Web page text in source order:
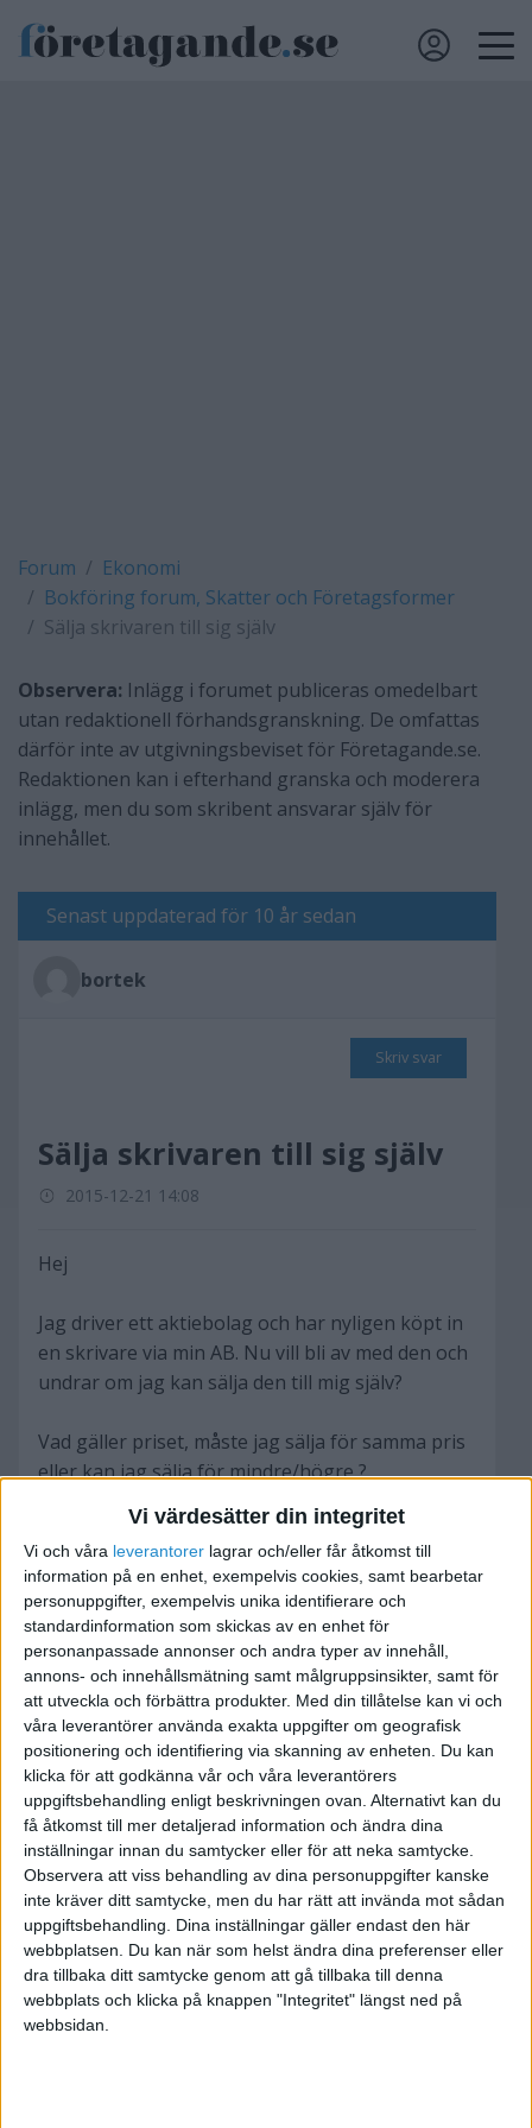
Vi värdesätter din integritet
Vi och våra leverantorer lagrar och/eller får åtkomst till
information på en enhet, exempelvis cookies, samt bearbetar
personuppgifter, exempelvis unika identifierare och
standardinformation som skickas av en enhet för
personanpassade annonser och andra typer av innehåll,
annons- och innehållsmätning samt målgruppsinsikter, samt för
att utveckla och förbättra produkter. Med din tillåtelse kan vi och
våra leverantörer använda exakta uppgifter om geografisk
positionering och identifiering via skanning av enheten. Du kan
klicka för att godkänna vår och våra leverantörers
uppgiftsbehandling enligt beskrivningen ovan. Alternativt kan du
få åtkomst till mer detaljerad information och ändra dina
inställningar innan du samtycker eller för att neka samtycke.
Observera att viss behandling av dina personuppgifter kanske
inte kräver ditt samtycke, men du har rätt att invända mot sådan
uppgiftsbehandling. Dina inställningar gäller endast den här
webbplatsen. Du kan när som helst ändra dina preferenser eller
dra tillbaka ditt samtycke genom att gå tillbaka till denna
webbplats och klicka på knappen "Integritet" längst ned på
webbsidan.
Forum
Ekonomi
Bokföring forum, Skatter och Företagsformer
Sälja skrivaren till sig själv
Observera: Inlägg i forumet publiceras omedelbart
utan redaktionell förhandsgranskning. De omfattas
därför inte av utgivningsbeviset för Företagande.se.
Redaktionen kan i efterhand granska och moderera
inlägg, men du som skribent ansvarar själv för
innehållet.
Senast uppdaterad för 10 år sedan
bortek
Skriv svar
Sälja skrivaren till sig själv
2015-12-21 14:08
Hej
Jag driver ett aktiebolag och har nyligen köpt in
en skrivare via min AB. Nu vill bli av med den och
undrar om jag kan sälja den till mig själv?
Vad gäller priset, måste jag sälja för samma pris
eller kan jag sälja för mindre/högre ?
/Bortek
Stig Forsberg
2015-12-21 14:36
Du kan sälja den till dig själv för aktuellt
marknadsvärde. Säljer du den billigare ska du
enligt reglerna förmånsbeskattas för
mellanskillnaden, vilket då blir meningslöst.
Ifall skrivaren är nästan ny kan det nog vara
svårt att motivera att priset ska vara mycket
lägre än inköpspriset.